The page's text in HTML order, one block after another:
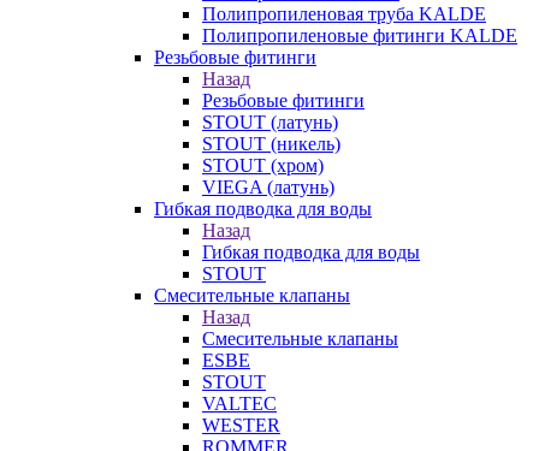
Полипропиленовая труба KALDE
Полипропиленовые фитинги KALDE
Резьбовые фитинги
Назад
Резьбовые фитинги
STOUT (латунь)
STOUT (никель)
STOUT (хром)
VIEGA (латунь)
Гибкая подводка для воды
Назад
Гибкая подводка для воды
STOUT
Смесительные клапаны
Назад
Смесительные клапаны
ESBE
STOUT
VALTEC
WESTER
ROMMER